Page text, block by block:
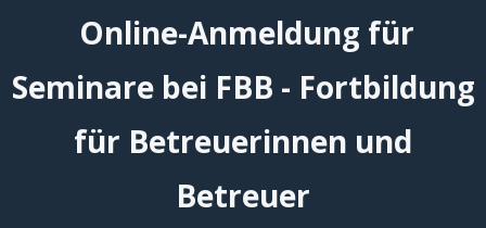
Online-Anmeldung für
Seminare bei FBB - Fortbildung
für Betreuerinnen und
Betreuer